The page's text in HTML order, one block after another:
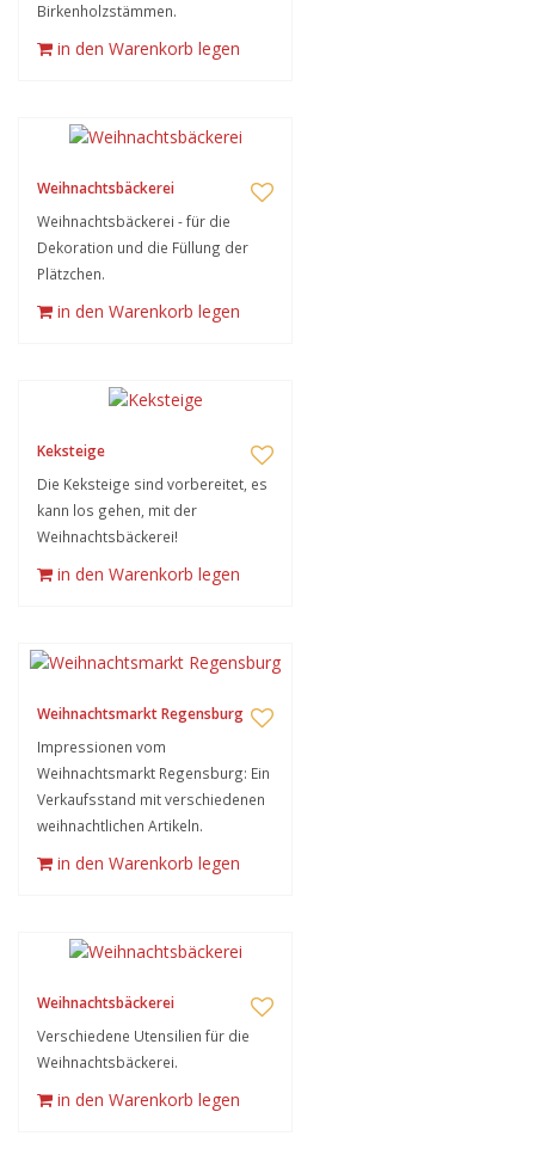
Birkenholzstämmen.
in den Warenkorb legen
Weihnachtsbäckerei
Weihnachtsbäckerei - für die
Dekoration und die Füllung der
Plätzchen.
in den Warenkorb legen
Keksteige
Die Keksteige sind vorbereitet, es
kann los gehen, mit der
Weihnachtsbäckerei!
in den Warenkorb legen
Weihnachtsmarkt Regensburg
Impressionen vom
Weihnachtsmarkt Regensburg: Ein
Verkaufsstand mit verschiedenen
weihnachtlichen Artikeln.
in den Warenkorb legen
Weihnachtsbäckerei
Verschiedene Utensilien für die
Weihnachtsbäckerei.
in den Warenkorb legen